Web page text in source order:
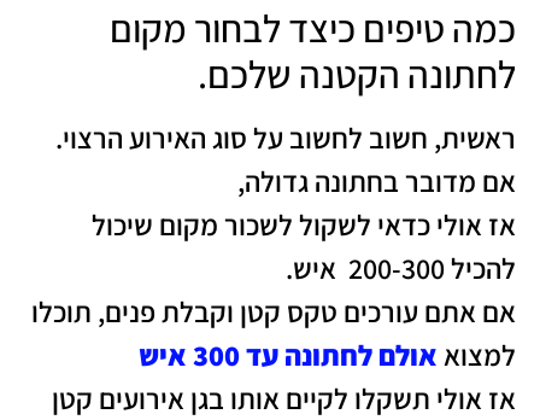
כמה טיפים כיצד לבחור מקום
לחתונה הקטנה שלכם.
ראשית, חשוב לחשוב על סוג האירוע הרצוי.
אם מדובר בחתונה גדולה,
אז אולי כדאי לשקול לשכור מקום שיכול
להכיל 200-300 איש.
אם אתם עורכים טקס קטן וקבלת פנים, תוכלו
למצואאולם לחתונה עד 300 איש
אז אולי תשקלו לקיים אותו בגן אירועים קטן